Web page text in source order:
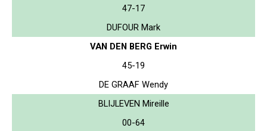
47-17
DUFOUR Mark
VAN DEN BERG Erwin
45-19
DE GRAAF Wendy
BLIJLEVEN Mireille
00-64